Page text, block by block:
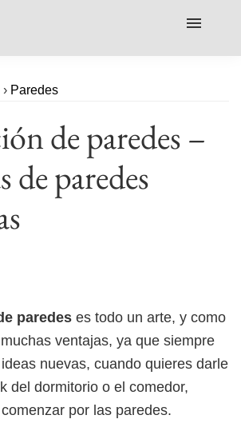
› Paredes
de paredes –
de paredes
paredes es todo un arte, y como
ventajas, ya que siempre
nuevas, cuando quieres darle
del dormitorio o el comedor,
por las paredes.